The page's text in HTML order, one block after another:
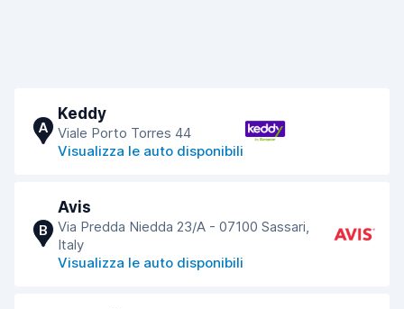
A
Keddy
Viale Porto Torres 44
Visualizza le auto disponibili
B
Avis
Via Predda Niedda 23/A - 07100 Sassari,
Italy
Visualizza le auto disponibili